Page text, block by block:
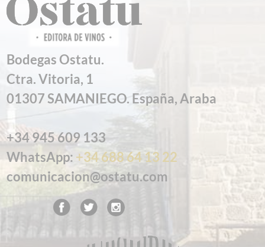
Bodegas Ostatu.
Ctra. Vitoria, 1
01307 SAMANIEGO. España, Araba
+34 945 609 133
WhatsApp: +34 688 64 13 22
comunicacion@ostatu.com